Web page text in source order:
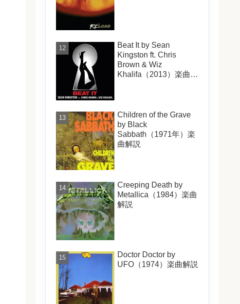
Beat It by Sean
Kingston ft. Chris
Brown & Wiz
Khalifa（2013）楽曲解
Children of the Grave
by Black
Sabbath（1971年）楽
曲解説
Creeping Death by
Metallica（1984）楽曲
解説
Doctor Doctor by
UFO（1974）楽曲解説